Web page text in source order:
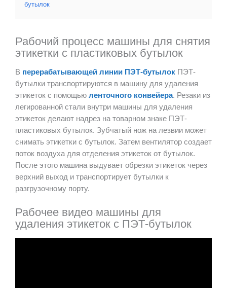
бутылок
Рабочий процесс машины для снятия
этикетки с пластиковых бутылок
В перерабатывающей линии ПЭТ-бутылок ПЭТ-
бутылки транспортируются в машину для удаления
этикеток с помощью ленточного конвейера. Резаки из
легированной стали внутри машины для удаления
этикеток делают надрез на товарном знаке ПЭТ-
пластиковых бутылок. Зубчатый нож на лезвии может
снимать этикетки с бутылок. Затем вентилятор создает
поток воздуха для отделения этикеток от бутылок.
После этого машина выдувает обрезки этикеток через
верхний выход и транспортирует бутылки к
разгрузочному порту.
Рабочее видео машины для
удаления этикеток с ПЭТ-бутылок